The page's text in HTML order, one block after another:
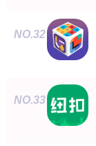
NO.32
NO.33